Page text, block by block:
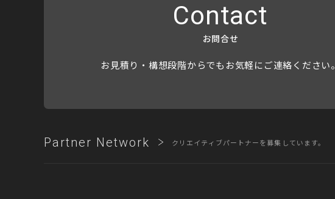
Contact
お問合せ
お見積り・構想段階からでもお気軽にご連絡ください。
Partner Network クリエイティブパートナーを募集しています。